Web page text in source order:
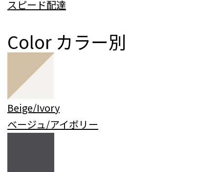
スピード配達
Color カラー別
Beige/Ivory
ベージュ/アイボリー